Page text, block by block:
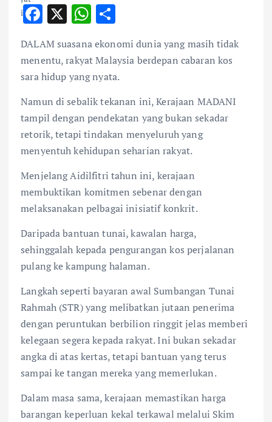
F
e
b
o
k
X W
h
at
s
A
p
p
ar
e
DALAM suasana ekonomi dunia yang masih tidak
menentu, rakyat Malaysia berdepan cabaran kos
sara hidup yang nyata.
Namun di sebalik tekanan ini, Kerajaan MADANI
tampil dengan pendekatan yang bukan sekadar
retorik, tetapi tindakan menyeluruh yang
menyentuh kehidupan seharian rakyat.
Menjelang Aidilfitri tahun ini, kerajaan
membuktikan komitmen sebenar dengan
melaksanakan pelbagai inisiatif konkrit.
Daripada bantuan tunai, kawalan harga,
sehinggalah kepada pengurangan kos perjalanan
pulang ke kampung halaman.
Langkah seperti bayaran awal Sumbangan Tunai
Rahmah (STR) yang melibatkan jutaan penerima
dengan peruntukan berbilion ringgit jelas memberi
kelegaan segera kepada rakyat. Ini bukan sekadar
angka di atas kertas, tetapi bantuan yang terus
sampai ke tangan mereka yang memerlukan.
Dalam masa sama, kerajaan memastikan harga
barangan keperluan kekal terkawal melalui Skim